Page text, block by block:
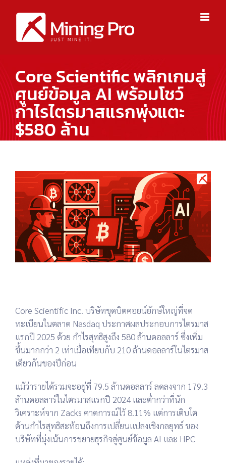
content
Core Scientific พลิกเกมสู่
ศูนย์ข้อมูล AI พร้อมโชว์
กำไรไตรมาสแรกพุ่งแตะ
$580 ล้าน
View
Larger
Image
Core Scientific Inc. บริษัทขุดบิตคอยน์ยักษ์ใหญ่ที่จด
ทะเบียนในตลาด Nasdaq ประกาศผลประกอบการไตรมาส
แรกปี 2025 ด้วย กำไรสุทธิสูงถึง 580 ล้านดอลลาร์ซึ่งเพิ่ม
ขึ้นมากกว่า 2 เท่าเมื่อเทียบกับ 210 ล้านดอลลาร์ในไตรมาส
เดียวกันของปีก่อน
แม้ว่ารายได้รวมจะอยู่ที่ 79.5 ล้านดอลลาร์ลดลงจาก 179.3
ล้านดอลลาร์ในไตรมาสแรกปี 2024 และต่ำกว่าที่นัก
วิเคราะห์จาก Zacks คาดการณ์ไว้ 8.11% แต่การเติบโต
ด้านกำไรสุทธิสะท้อนถึงการเปลี่ยนแปลงเชิงกลยุทธ์ของ
บริษัทที่มุ่งเน้นการขยายธุรกิจสู่ศูนย์ข้อมูล AI และ HPC